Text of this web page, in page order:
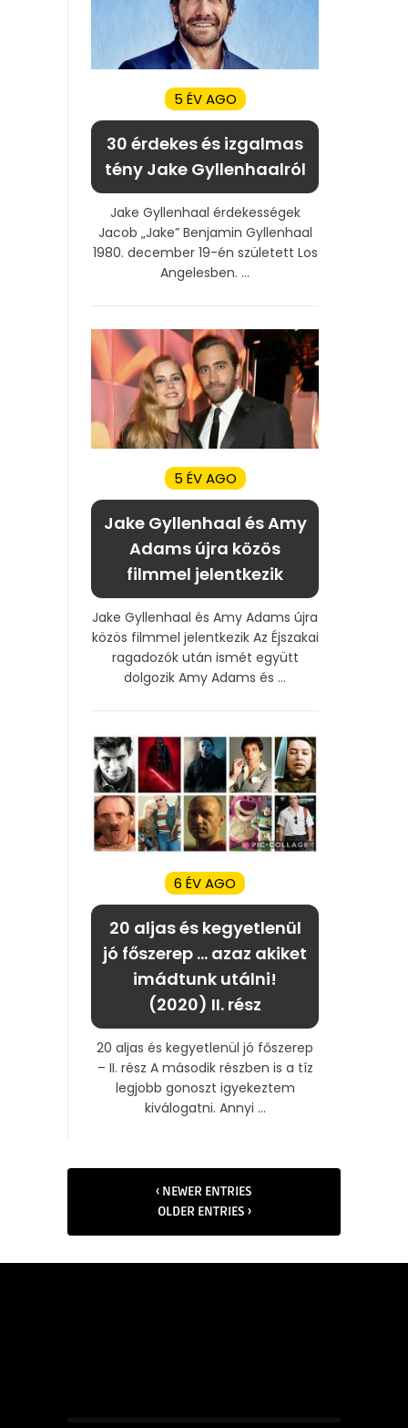
5 ÉV AGO
30 érdekes és izgalmas
tény Jake Gyllenhaalról
Jake Gyllenhaal érdekességek
Jacob „Jake” Benjamin Gyllenhaal
1980. december 19-én született Los
Angelesben. ...
5 ÉV AGO
Jake Gyllenhaal és Amy
Adams újra közös
filmmel jelentkezik
Jake Gyllenhaal és Amy Adams újra
közös filmmel jelentkezik Az Éjszakai
ragadozók után ismét együtt
dolgozik Amy Adams és ...
6 ÉV AGO
20 aljas és kegyetlenül
jó főszerep … azaz akiket
imádtunk utálni!
(2020) II. rész
20 aljas és kegyetlenül jó főszerep
– II. rész A második részben is a tíz
legjobb gonoszt igyekeztem
kiválogatni. Annyi ...
‹ NEWER ENTRIES
OLDER ENTRIES ›